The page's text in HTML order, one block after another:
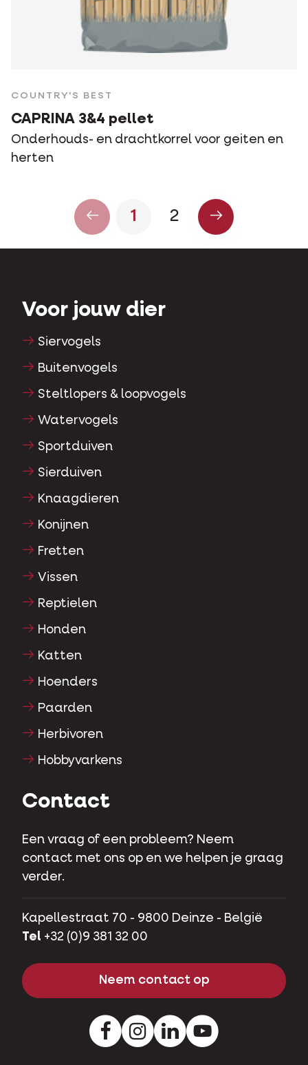
COUNTRY'S BEST
CAPRINA 3&4 pellet
Onderhouds- en drachtkorrel voor geiten en
herten
1 2
Voor jouw dier
Siervogels
Buitenvogels
Steltlopers & loopvogels
Watervogels
Sportduiven
Sierduiven
Knaagdieren
Konijnen
Fretten
Vissen
Reptielen
Honden
Katten
Hoenders
Paarden
Herbivoren
Hobbyvarkens
Contact
Een vraag of een probleem? Neem
contact met ons op en we helpen je graag
verder.
Kapellestraat 70 - 9800 Deinze - België
Tel +32 (0)9 381 32 00
Neem contact op
FacebookInstagramLinkedInYoutube